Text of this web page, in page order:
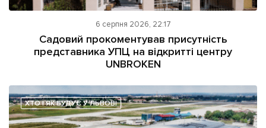
6 серпня 2026, 22:17
Садовий прокоментував присутність
представника УПЦ на відкритті центру
UNBROKEN
ХТО І ЯК БУДУЄ У ЛЬВОВІ